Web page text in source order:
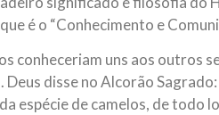
é o “Conhecimento e
conheceriam uns aos outros
disse no Alcorão
espécie de camelos, de todo